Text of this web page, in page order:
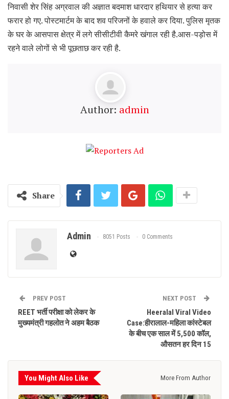
निवासी शेर सिंह अग्रवाल की अज्ञात बदमाश धारदार हथियार से हत्या कर
फरार हो गए. पोस्टमार्टम के बाद शव परिजनों के हवाले कर दिया. पुलिस मृतक
के घर के आसपास क्षेत्र में लगे सीसीटीवी कैमरे खंगाल रही है.आस-पड़ोस में
रहने वाले लोगों से भी पूछताछ कर रही है.
Author: admin
Share
Admin 8051 Posts 0 Comments
PREV POST
REET भर्ती परीक्षा को लेकर के
मुख्यमंत्री गहलोत ने अहम बैठक
NEXT POST
Heeralal Viral Video
Case:हीरालाल-महिला कांस्टेबल
के बीच एक साल में 5,500 कॉल,
औसतन हर दिन 15
You Might Also Like More From Author